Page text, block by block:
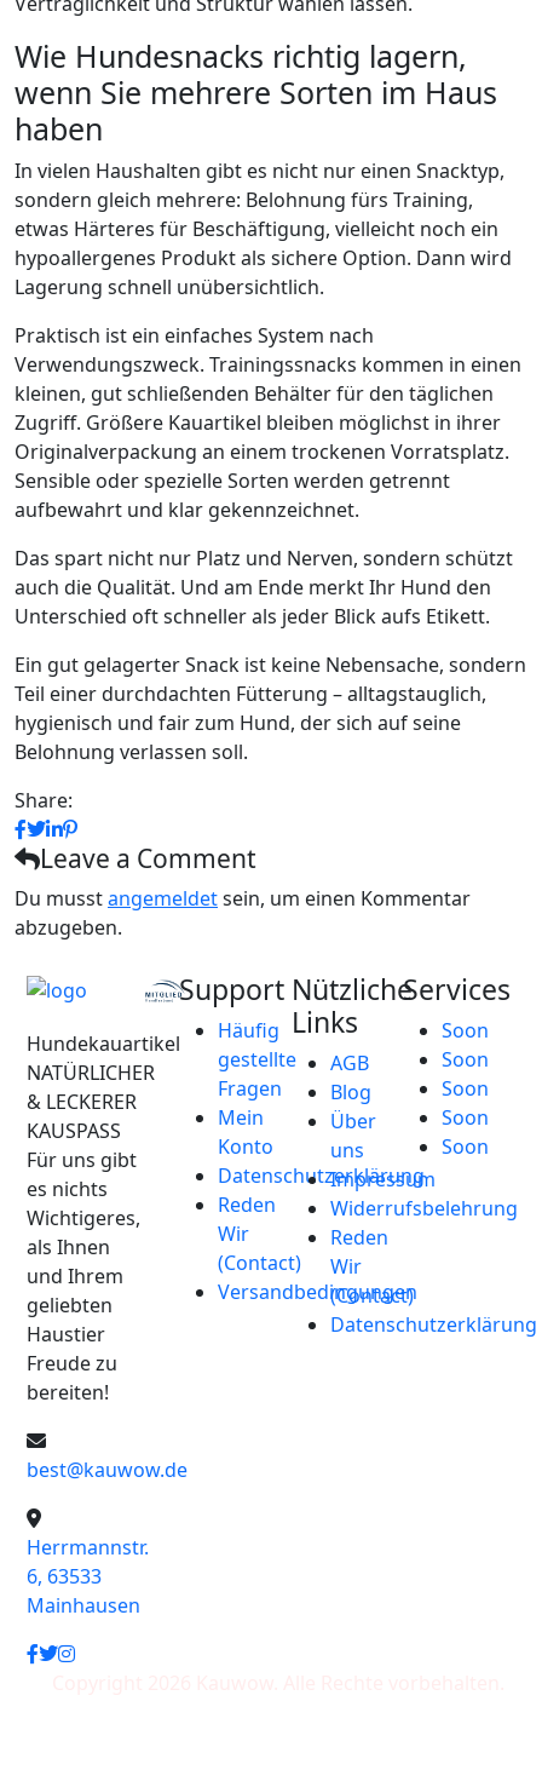
Wie Hundesnacks richtig lagern,
wenn Sie mehrere Sorten im Haus
haben
In vielen Haushalten gibt es nicht nur einen Snacktyp,
sondern gleich mehrere: Belohnung fürs Training,
etwas Härteres für Beschäftigung, vielleicht noch ein
hypoallergenes Produkt als sichere Option. Dann wird
Lagerung schnell unübersichtlich.
Praktisch ist ein einfaches System nach
Verwendungszweck. Trainingssnacks kommen in einen
kleinen, gut schließenden Behälter für den täglichen
Zugriff. Größere Kauartikel bleiben möglichst in ihrer
Originalverpackung an einem trockenen Vorratsplatz.
Sensible oder spezielle Sorten werden getrennt
aufbewahrt und klar gekennzeichnet.
Das spart nicht nur Platz und Nerven, sondern schützt
auch die Qualität. Und am Ende merkt Ihr Hund den
Unterschied oft schneller als jeder Blick aufs Etikett.
Ein gut gelagerter Snack ist keine Nebensache, sondern
Teil einer durchdachten Fütterung – alltagstauglich,
hygienisch und fair zum Hund, der sich auf seine
Belohnung verlassen soll.
Share:
Leave a Comment
Du musstangemeldetsein, um einen Kommentar
abzugeben.
Hundekauartikel
NATÜRLICHER
& LECKERER
KAUSPASS
Für uns gibt
es nichts
Wichtigeres,
als Ihnen
und Ihrem
geliebten
Haustier
Freude zu
bereiten!
best@kauwow.de
Herrmannstr.
6, 63533
Mainhausen
Support
Häufig
gestellte
Fragen
Mein
Konto
Datenschutzerklärung
Reden
Wir
(Contact)
Versandbedingungen
Nützliche
Links
AGB
Blog
Über
uns
Impressum
Widerrufsbelehrung
Reden
Wir
(Contact)
Datenschutzerklärung
Services
Soon
Soon
Soon
Soon
Soon